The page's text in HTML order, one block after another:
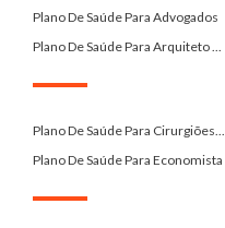
Plano De Saúde Para Advogados
Plano De Saúde Para Arquiteto ...
Plano De Saúde Para Cirurgiões...
Plano De Saúde Para Economista